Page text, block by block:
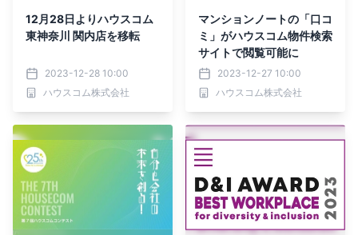
12月28日よりハウスコム
東神奈川 関内店を移転
2023-12-28 10:00
ハウスコム株式会社
マンションノートの「口コ
ミ」がハウスコム物件検索
サイトで閲覧可能に
2023-12-27 10:00
ハウスコム株式会社